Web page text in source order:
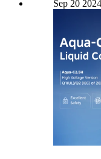
Sep 20 2024